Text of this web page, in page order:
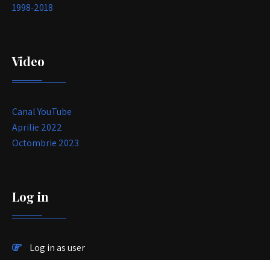
1998-2018
Video
Canal YouTube
Aprilie 2022
Octombrie 2023
Log in
Log in as user